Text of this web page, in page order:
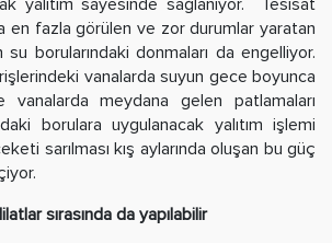
en fazla görülen ve zor durumlar yaratan
borularındaki donmaları da engelliyor.
vanalarda suyun gece boyunca
vanalarda meydana gelen patlamaları
borulara uygulanacak yalıtım işlemi
sarılması kış aylarında oluşan bu güç
sırasında da yapılabilir